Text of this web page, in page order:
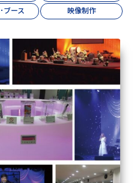
ブース 映像制作